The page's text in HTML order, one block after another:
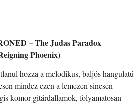
– The Judas Paradox
Phoenix)
hozza a melodikus, baljós hangulatú
mindez ezen a lemezen sincsen
komor gitárdallamok, folyamatosan